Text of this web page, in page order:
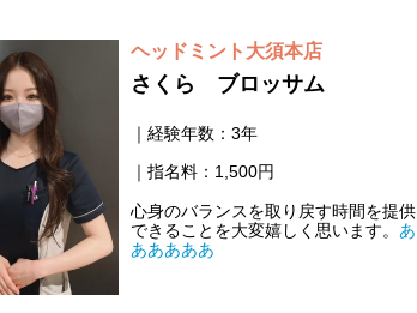
ヘッドミント大須本店
さくら ブロッサム
経験年数：3年
指名料：1,500円
心身のバランスを取り戻す時間を提供
できることを大変嬉しく思います。 あ
あああああ